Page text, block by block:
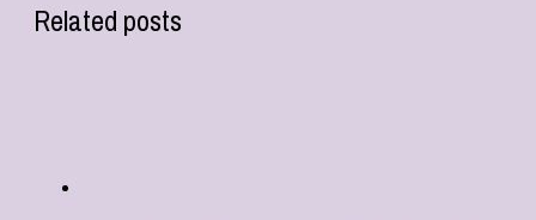
Related posts